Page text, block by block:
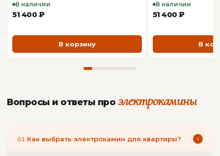
Пульт ДУ
КОНСТРУКЦИЯ
Фронтальный
ОБЩАЯ ИНФОРМАЦИЯ
В наличии
51 400 ₽
В корзину
В наличии
51 400 ₽
В
Вопросы и ответы про электрокамины
01 Как выбрать электрокамин для квартиры?